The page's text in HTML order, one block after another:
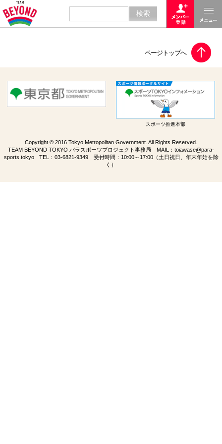
スポーツ推進本部
Copyright © 2016 Tokyo Metropolitan Government. All Rights Reserved.
TEAM BEYOND TOKYO パラスポーツプロジェクト事務局 MAIL： toiawase@para-
sports.tokyoTEL： 03-6821-9349受付時間：10:00～17:00（土日祝日、年末年始を除
く）